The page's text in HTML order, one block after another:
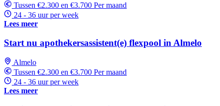
Tussen €2.300 en €3.700 Per maand
24 - 36 uur per week
Lees meer
Start nu apothekersassistent(e) flexpool in Almelo
Almelo
Tussen €2.300 en €3.700 Per maand
24 - 36 uur per week
Lees meer